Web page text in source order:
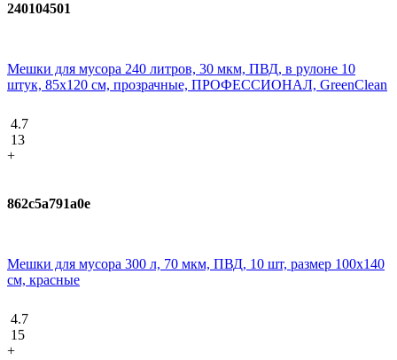
240104501
Мешки для мусора 240 литров, 30 мкм, ПВД, в рулоне 10
штук, 85х120 см, прозрачные, ПРОФЕССИОНАЛ, GreenClean
4.7
13
+
862c5a791a0e
Мешки для мусора 300 л, 70 мкм, ПВД, 10 шт, размер 100х140
см, красные
4.7
15
+